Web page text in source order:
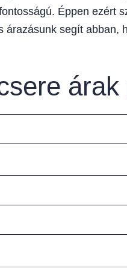
Éppen ezért
segít